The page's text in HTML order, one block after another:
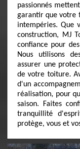
passionnés
garantir que votre
intempéries. Que
construction, MJ
confiance pour
Nous utilisons
assurer une
de votre toiture.
d'un
réalisation, pour
saison. Faites
tranquillité
protège, vous et